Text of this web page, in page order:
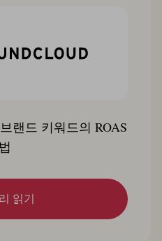
랜드 키워드의 ROAS
읽기